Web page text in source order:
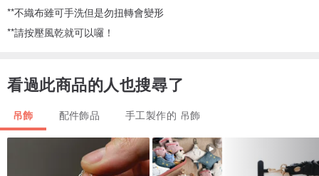
**不織布雖可手洗但是勿扭轉會變形
**請按壓風乾就可以囉！
看過此商品的人也搜尋了
吊飾 配件飾品 手工製作的 吊飾